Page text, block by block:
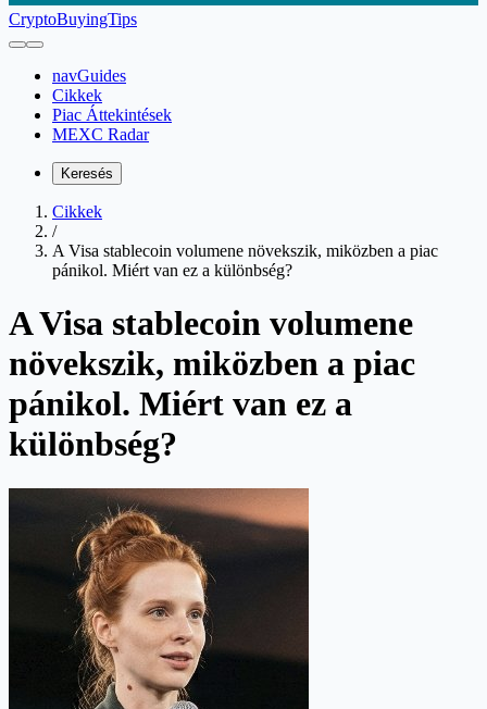
CryptoBuyingTips
navGuides
Cikkek
Piac Áttekintések
MEXC Radar
Keresés
Cikkek
/
A Visa stablecoin volumene növekszik, miközben a piac
pánikol. Miért van ez a különbség?
A Visa stablecoin volumene
növekszik, miközben a piac
pánikol. Miért van ez a
különbség?